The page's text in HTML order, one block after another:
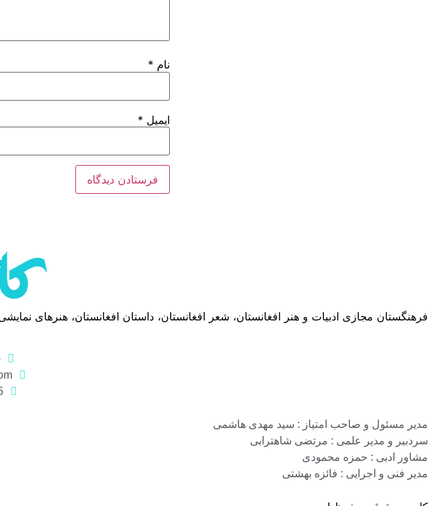
نام *
ایمیل *
فرهنگستان مجازی ادبیات و هنر افغانستان، شعر افغانستان، داستان افغانستان، هنرهای
مدیر مسئول و صاحب امتیاز : سید مهدی هاشمی
سردبیر و مدیر علمی : مرتضی شاهترابی
مشاور ادبی : حمزه محمودی
مدیر فنی و اجرایی : فائزه بهشتی